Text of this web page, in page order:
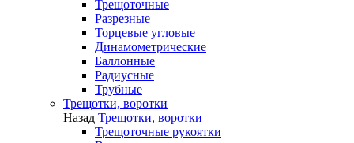
Трещоточные
Разрезные
Торцевые угловые
Динамометрические
Баллонные
Радиусные
Трубные
Трещотки, воротки
Назад Трещотки, воротки
Трещоточные рукоятки